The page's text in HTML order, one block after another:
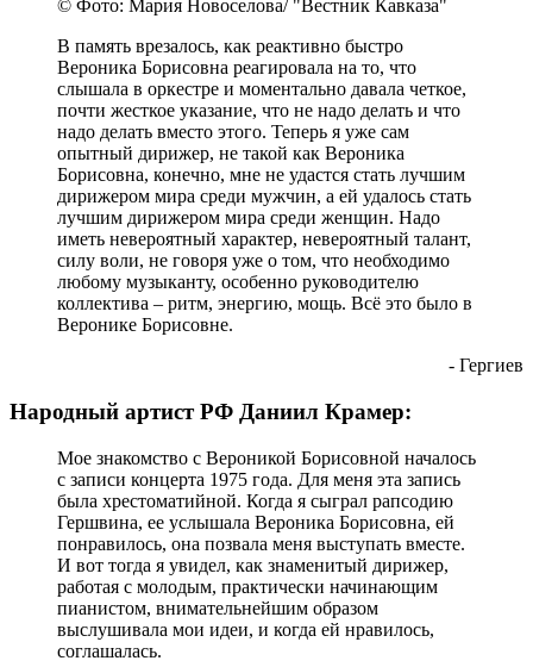
© Фото: Мария Новоселова/ "Вестник Кавказа"
В память врезалось, как реактивно быстро
Вероника Борисовна реагировала на то, что
слышала в оркестре и моментально давала четкое,
почти жесткое указание, что не надо делать и что
надо делать вместо этого. Теперь я уже сам
опытный дирижер, не такой как Вероника
Борисовна, конечно, мне не удастся стать лучшим
дирижером мира среди мужчин, а ей удалось стать
лучшим дирижером мира среди женщин. Надо
иметь невероятный характер, невероятный талант,
силу воли, не говоря уже о том, что необходимо
любому музыканту, особенно руководителю
коллектива – ритм, энергию, мощь. Всё это было в
Веронике Борисовне.
- Гергиев
Народный артист РФ Даниил Крамер:
Мое знакомство с Вероникой Борисовной началось
с записи концерта 1975 года. Для меня эта запись
была хрестоматийной. Когда я сыграл рапсодию
Гершвина, ее услышала Вероника Борисовна, ей
понравилось, она позвала меня выступать вместе.
И вот тогда я увидел, как знаменитый дирижер,
работая с молодым, практически начинающим
пианистом, внимательнейшим образом
выслушивала мои идеи, и когда ей нравилось,
соглашалась.